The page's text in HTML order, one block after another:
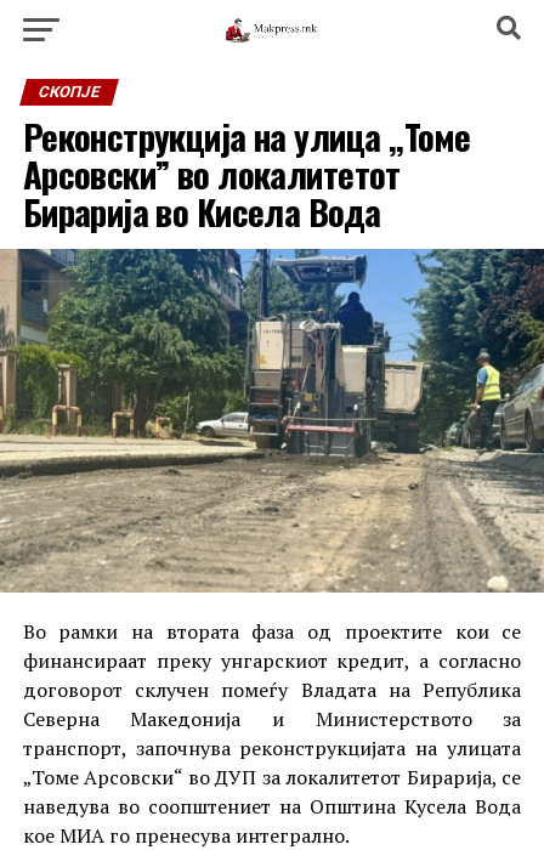
СКОПЈЕ
Реконструкција на улица ,,Томе
Арсовски” во локалитетот
Бирарија во Кисела Вода
Во рамки на вторaта фаза од проектите кои се
финансираат преку унгарскиот кредит, а согласно
договорот склучен помеѓу Владата на Република
Северна Македонија и Министерството за
транспорт, започнува реконструкцијата на улицата
„Томе Арсовски“ во ДУП за локалитетот Бирарија, се
наведува во соопштениет на Општина Кусела Вода
кое МИА го пренесува интегрално.